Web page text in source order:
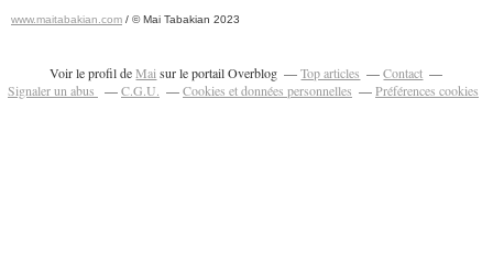
www.maitabakian.com / © Mai Tabakian 2023
Voir le profil deMaisur le portail Overblog Top articles
Contact
Signaler un abus
C.G.U. Cookies et données personnelles Préférences cookies